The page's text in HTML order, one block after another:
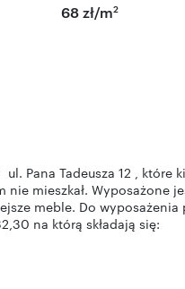
68 zł/m2
Pana Tadeusza 12 , które
mieszkał. Wyposażone
meble. Do wyposażenia
na którą składają się: